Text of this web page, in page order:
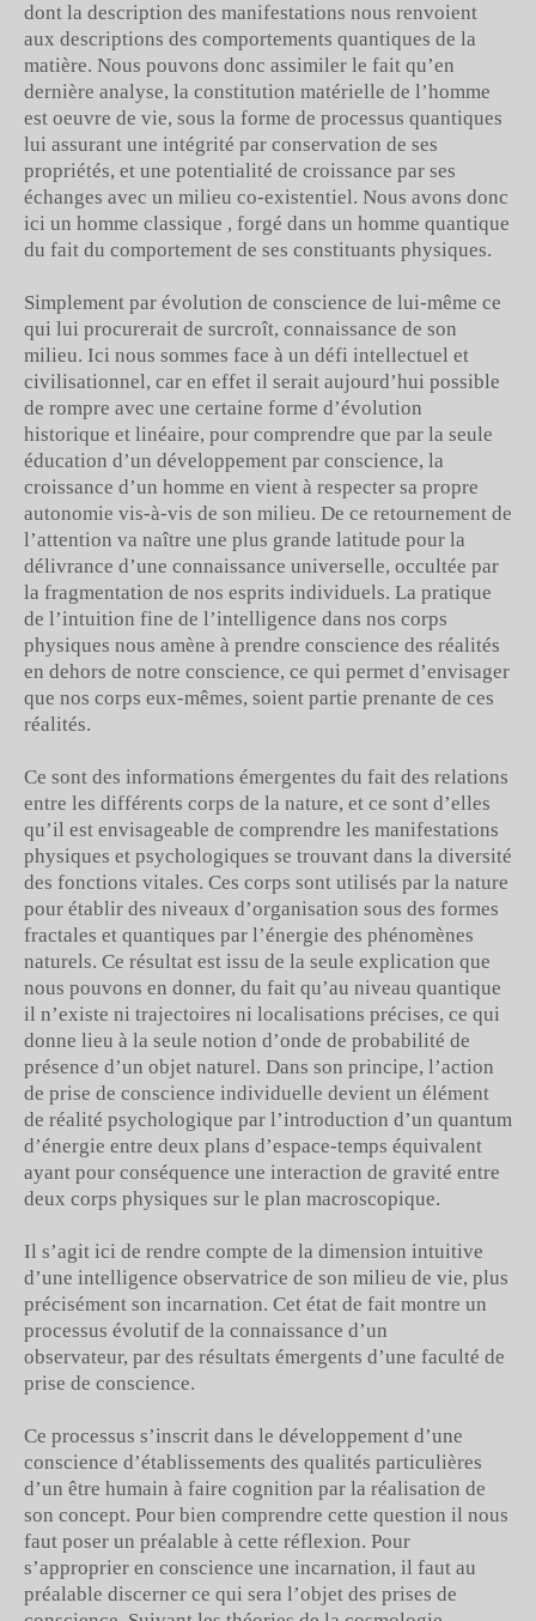
dont la description des manifestations nous renvoient
aux descriptions des comportements quantiques de la
matière. Nous pouvons donc assimiler le fait qu’en
dernière analyse, la constitution matérielle de l’homme
est oeuvre de vie, sous la forme de processus quantiques
lui assurant une intégrité par conservation de ses
propriétés, et une potentialité de croissance par ses
échanges avec un milieu co-existentiel. Nous avons donc
ici un homme classique , forgé dans un homme quantique
du fait du comportement de ses constituants physiques.
Simplement par évolution de conscience de lui-même ce
qui lui procurerait de surcroît, connaissance de son
milieu. Ici nous sommes face à un défi intellectuel et
civilisationnel, car en effet il serait aujourd’hui possible
de rompre avec une certaine forme d’évolution
historique et linéaire, pour comprendre que par la seule
éducation d’un développement par conscience, la
croissance d’un homme en vient à respecter sa propre
autonomie vis-à-vis de son milieu. De ce retournement de
l’attention va naître une plus grande latitude pour la
délivrance d’une connaissance universelle, occultée par
la fragmentation de nos esprits individuels. La pratique
de l’intuition fine de l’intelligence dans nos corps
physiques nous amène à prendre conscience des réalités
en dehors de notre conscience, ce qui permet d’envisager
que nos corps eux-mêmes, soient partie prenante de ces
réalités.
Ce sont des informations émergentes du fait des relations
entre les différents corps de la nature, et ce sont d’elles
qu’il est envisageable de comprendre les manifestations
physiques et psychologiques se trouvant dans la diversité
des fonctions vitales. Ces corps sont utilisés par la nature
pour établir des niveaux d’organisation sous des formes
fractales et quantiques par l’énergie des phénomènes
naturels. Ce résultat est issu de la seule explication que
nous pouvons en donner, du fait qu’au niveau quantique
il n’existe ni trajectoires ni localisations précises, ce qui
donne lieu à la seule notion d’onde de probabilité de
présence d’un objet naturel. Dans son principe, l’action
de prise de conscience individuelle devient un élément
de réalité psychologique par l’introduction d’un quantum
d’énergie entre deux plans d’espace-temps équivalent
ayant pour conséquence une interaction de gravité entre
deux corps physiques sur le plan macroscopique.
Il s’agit ici de rendre compte de la dimension intuitive
d’une intelligence observatrice de son milieu de vie, plus
précisément son incarnation. Cet état de fait montre un
processus évolutif de la connaissance d’un
observateur, par des résultats émergents d’une faculté de
prise de conscience.
Ce processus s’inscrit dans le développement d’une
conscience d’établissements des qualités particulières
d’un être humain à faire cognition par la réalisation de
son concept. Pour bien comprendre cette question il nous
faut poser un préalable à cette réflexion. Pour
s’approprier en conscience une incarnation, il faut au
préalable discerner ce qui sera l’objet des prises de